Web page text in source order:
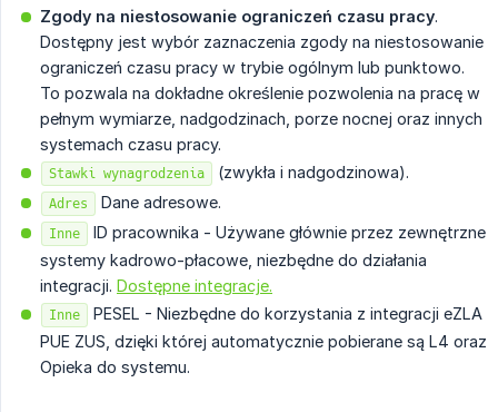
Zgody na niestosowanie ograniczeń czasu pracy.
Dostępny jest wybór zaznaczenia zgody na niestosowanie
ograniczeń czasu pracy w trybie ogólnym lub punktowo.
To pozwala na dokładne określenie pozwolenia na pracę w
pełnym wymiarze, nadgodzinach, porze nocnej oraz innych
systemach czasu pracy.
Stawki wynagrodzenia (zwykła i nadgodzinowa).
Adres Dane adresowe.
Inne
ID pracownika - Używane głównie przez zewnętrzne
systemy kadrowo-płacowe, niezbędne do działania
integracji. Dostępne integracje.
Inne
PESEL - Niezbędne do korzystania z integracji eZLA
PUE ZUS, dzięki której automatycznie pobierane są L4 oraz
Opieka do systemu.